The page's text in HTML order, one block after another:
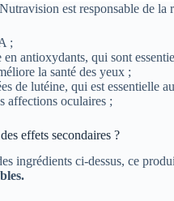
est responsable de
;
en antioxydants, qui sont
la santé des yeux ;
de lutéine, qui est essentielle
affections oculaires ;
effets secondaires ?
ingrédients ci-dessus, ce